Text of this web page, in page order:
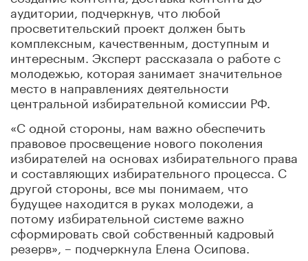
аудитории, подчеркнув, что любой
просветительский проект должен быть
комплексным, качественным, доступным и
интересным. Эксперт рассказала о работе с
молодежью, которая занимает значительное
место в направлениях деятельности
центральной избирательной комиссии РФ.
«С одной стороны, нам важно обеспечить
правовое просвещение нового поколения
избирателей на основах избирательного права
и составляющих избирательного процесса. С
другой стороны, все мы понимаем, что
будущее находится в руках молодежи, а
потому избирательной системе важно
сформировать свой собственный кадровый
резерв», – подчеркнула Елена Осипова.